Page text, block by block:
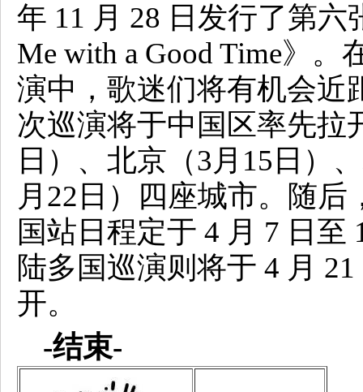
年 11 月 28 日发行了第六
Me with a Good Time》
演中，歌迷们将有机会近
次巡演将于中国区率先拉
日）、北京（3月15日）
月22日）四座城市。随
国站日程定于 4 月 7 日
陆多国巡演则将于 4 月
开。
-结束-